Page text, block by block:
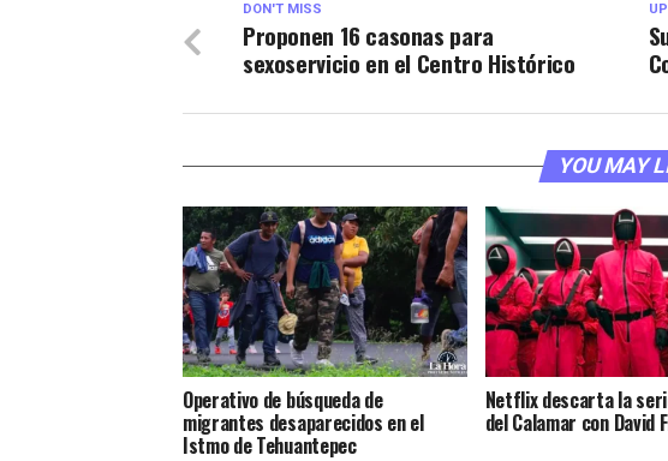
DON'T MISS
Proponen 16 casonas para
sexoservicio en el Centro Histórico
YOU MAY
Operativo de búsqueda de
migrantes desaparecidos en el
Istmo de Tehuantepec
Netflix descarta la
del Calamar con David